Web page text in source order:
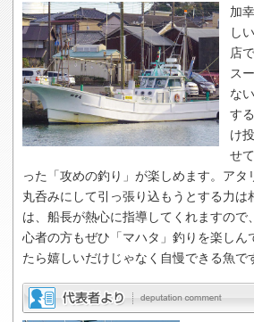
加
し
店
ス
な
す
け
せ
った「攻めの釣り」が楽しめます。ア
丸呑みにして引っ張り込もうとする力
は、船長が熱心に指導してくれますの
心者の方もぜひ「マハタ」釣りを楽し
たら嬉しいだけじゃなく自慢できる魚